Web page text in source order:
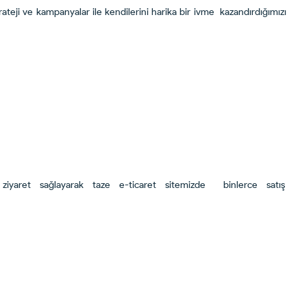
ve kampanyalar ile kendilerini harika bir ivme kazandırdığımızı
sağlayarak taze e-ticaret sitemizde binlerce satış